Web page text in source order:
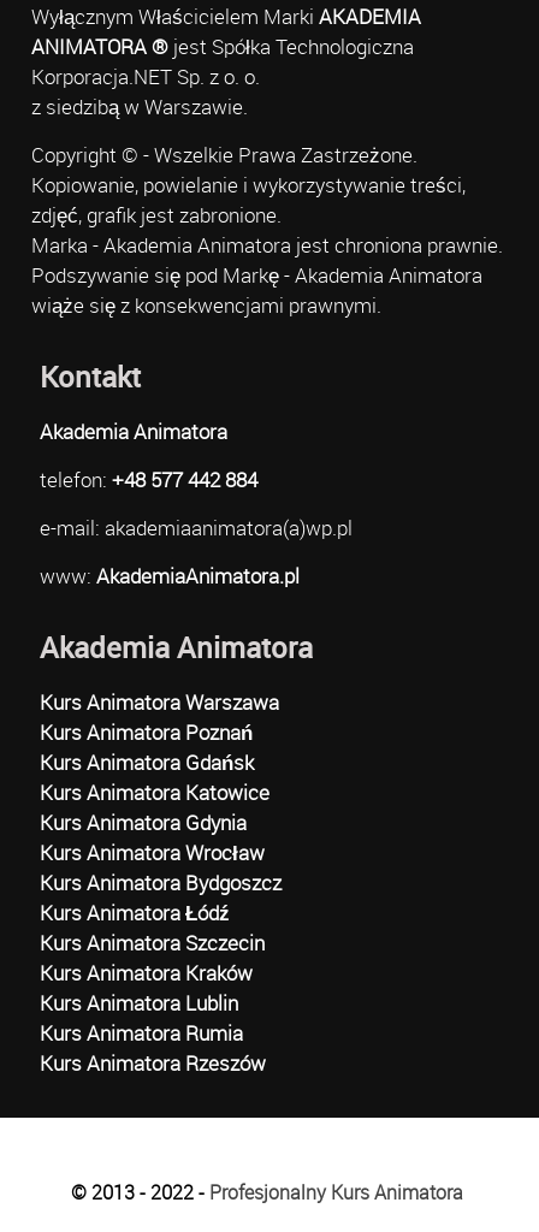
Wyłącznym Właścicielem Marki AKADEMIA
ANIMATORA ®jest Spółka Technologiczna
Korporacja.NET Sp. z o. o.
z siedzibą w Warszawie.
Copyright © - Wszelkie Prawa Zastrzeżone.
Kopiowanie, powielanie i wykorzystywanie treści,
zdjęć, grafik jest zabronione.
Marka - Akademia Animatora jest chroniona prawnie.
Podszywanie się pod Markę - Akademia Animatora
wiąże się z konsekwencjami prawnymi.
Kontakt
Akademia Animatora
telefon: +48 577 442 884
e-mail: akademiaanimatora(a)wp.pl
www: AkademiaAnimatora.pl
Akademia Animatora
Kurs Animatora Warszawa
Kurs Animatora Poznań
Kurs Animatora Gdańsk
Kurs Animatora Katowice
Kurs Animatora Gdynia
Kurs Animatora Wrocław
Kurs Animatora Bydgoszcz
Kurs Animatora Łódź
Kurs Animatora Szczecin
Kurs Animatora Kraków
Kurs Animatora Lublin
Kurs Animatora Rumia
Kurs Animatora Rzeszów
© 2013 - 2022 - Profesjonalny Kurs Animatora